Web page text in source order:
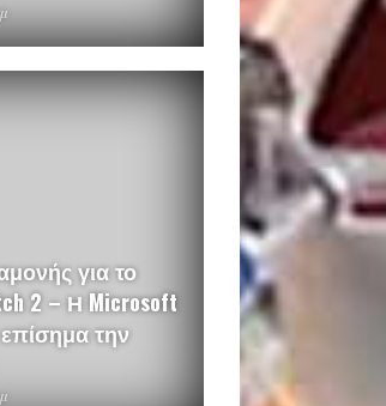
για το
2 – Η Microsoft
την